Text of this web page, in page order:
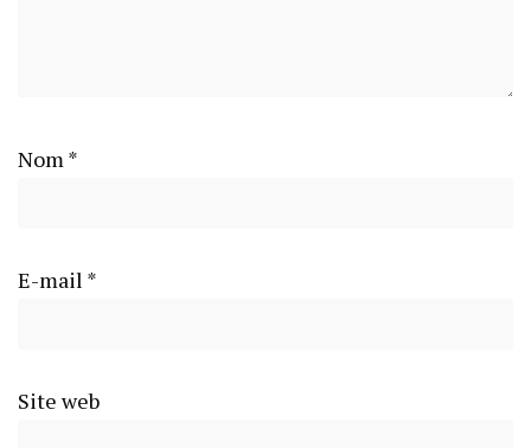
Nom *
E-mail *
Site web